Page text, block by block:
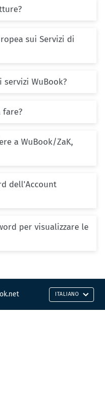
sui Servizi di
servizi WuBook?
fare?
a WuBook/ZaK,
dell'Account
per visualizzare le
ITALIANO